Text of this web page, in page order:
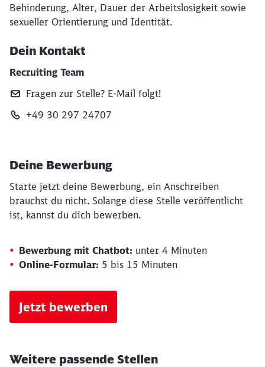
Behinderung, Alter, Dauer der Arbeitslosigkeit sowie
sexueller Orientierung und Identität.
Dein Kontakt
Recruiting Team
Fragen zur Stelle? E‑Mail folgt!
+49 30 297 24707
Deine Bewerbung
Starte jetzt deine Bewerbung, ein Anschreiben
brauchst du nicht. Solange diese Stelle veröffentlicht
ist, kannst du dich bewerben.
Bewerbung mit Chatbot: unter 4 Minuten
Online-Formular: 5 bis 15 Minuten
Jetzt bewerben
Weitere passende Stellen
Möchten Sie zuweitergeleitet